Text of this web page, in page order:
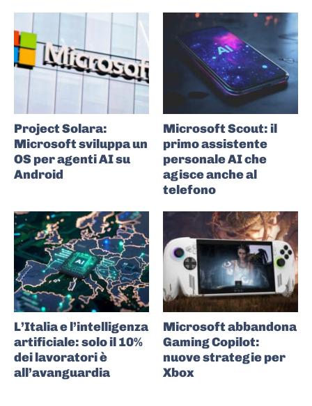
Project Solara:
Microsoft sviluppa un
OS per agenti AI su
Android
Microsoft Scout: il
primo assistente
personale AI che
agisce anche al
telefono
L’Italia e l’intelligenza
artificiale: solo il 10%
dei lavoratori è
all’avanguardia
Microsoft abbandona
Gaming Copilot:
nuove strategie per
Xbox